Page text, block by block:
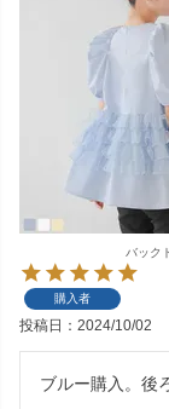
バック
購入者
投稿日 2024/10/02